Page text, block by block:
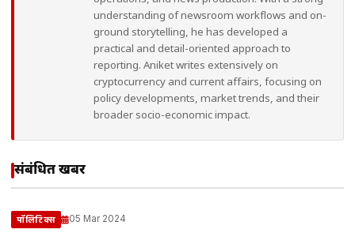
understanding of newsroom workflows and on-
ground storytelling, he has developed a
practical and detail-oriented approach to
reporting. Aniket writes extensively on
cryptocurrency and current affairs, focusing on
policy developments, market trends, and their
broader socio-economic impact.
संबंधित खबरें
पॉलिटिक्स 05 Mar 2024